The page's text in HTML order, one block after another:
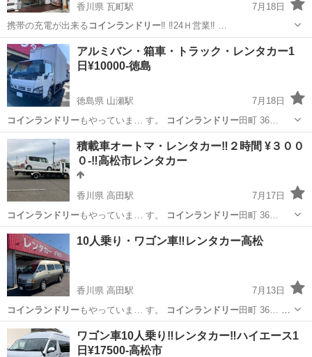
香川県 瓦町駅
7月18日
携帯の充電が出来る コインランドリー ‼️ ‼️24Ｈ営業‼️ …
香川 高松市 その他 コインランドリー
アルミバン・箱車・トラック・レンタカー1
日¥10000-徳島
徳島県 山瀬駅
7月18日
コインランドリーもやっていま… す。 コインランドリー田町 36…
徳島 阿波市 山瀬駅 引っ越し レンタカー
積載車オートマ・レンタカー‼️２時間 ¥３００
０-‼️高松市レンタカー
香川県 高田駅
7月17日
コインランドリーもやっていま… す。 コインランドリー田町 36…
香川 高松市 高田駅 その他 レンタカー
10人乗り・ワゴン車‼️レンタカー高松
香川県 高田駅
7月13日
コインランドリーもやっていま… す。 コインランドリー田町 36… 人
乗り #コインランドリー#洗濯 …
香川 高松市 高田駅 引っ越し レンタカー
ワゴン車10人乗り‼️レンタカー‼️ハイエース1
日¥17500-高松市